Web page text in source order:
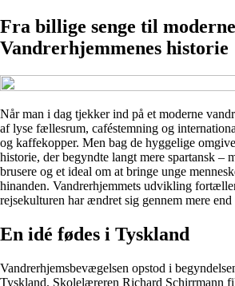
Fra billige senge til
Vandrerhjemmenes historie
Når man i dag tjekker ind på et moderne
af lyse fællesrum, caféstemning og
og kaffekopper. Men bag de hyggelige
historie, der begyndte langt mere spartansk –
brusere og et ideal om at bringe unge
hinanden. Vandrerhjemmets udvikling
rejsekulturen har ændret sig gennem mere end
En idé fødes i Tyskland
Vandrerhjemsbevægelsen opstod i
Tyskland. Skolelæreren Richard Schirrmann